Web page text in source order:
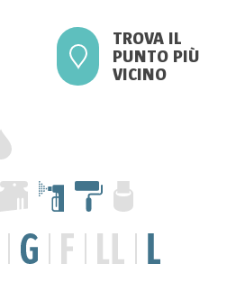
TROVA IL
PUNTO PIÙ
VICINO